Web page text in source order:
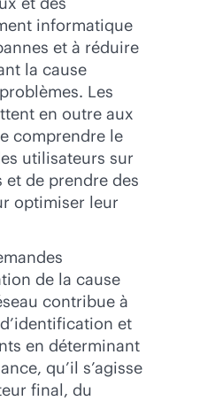
informatique
et à réduire
la cause
Les
en outre aux
comprendre le
utilisateurs sur
de prendre des
optimiser leur
de la cause
contribue à
et
en déterminant
qu’il s’agisse
final, du